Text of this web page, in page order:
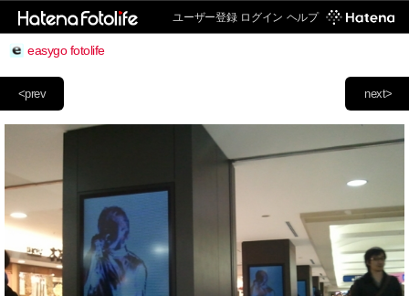
ユーザー登録 ログイン ヘルプ
easygo fotolife
next>
<prev